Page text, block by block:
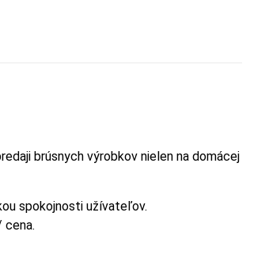
brúsnych výrobkov nielen na domácej
spokojnosti užívateľov.
cena.